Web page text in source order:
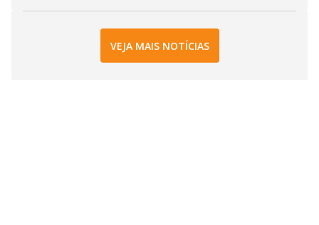
VEJA MAIS NOTÍCIAS